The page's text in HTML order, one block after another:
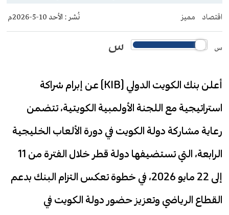
اقتصاد مميز نُشر : الأحد 10-5-2026م
س س
أعلن بنك الكويت الدولي (KIB) عن إبرام شراكة
استراتيجية مع اللجنة الأولمبية الكويتية، تتضمن
رعاية مشاركة دولة الكويت في دورة الألعاب الخليجية
الرابعة، التي تستضيفها دولة قطر خلال الفترة من 11
إلى 22 مايو 2026، في خطوة تعكس التزام البنك بدعم
القطاع الرياضي وتعزيز حضور دولة الكويت في